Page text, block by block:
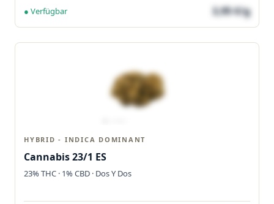
● Verfügbar 3,95 €/g
HYBRID - INDICA DOMINANT
Cannabis 23/1 ES
23% THC · 1% CBD · Dos Y Dos